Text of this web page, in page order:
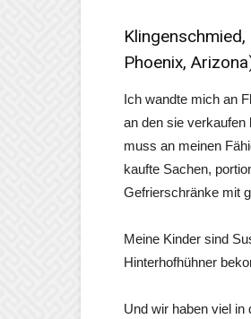
Phoenix,
Ich wandte mich an
an den sie
muss an meinen
kaufte Sachen,
Gefrierschränke mit
Meine Kinder sind
Hinterhofhühner
Und wir haben viel